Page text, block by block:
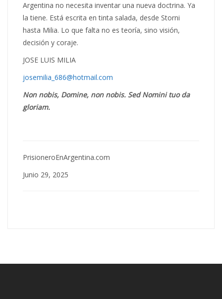
Argentina no necesita inventar una nueva doctrina. Ya
la tiene. Está escrita en tinta salada, desde Storni
hasta Milia. Lo que falta no es teoría, sino visión,
decisión y coraje.
JOSE LUIS MILIA
josemilia_686@hotmail.com
Non nobis, Domine, non nobis. Sed Nomini tuo da
gloriam.
PrisioneroEnArgentina.com
Junio 29, 2025